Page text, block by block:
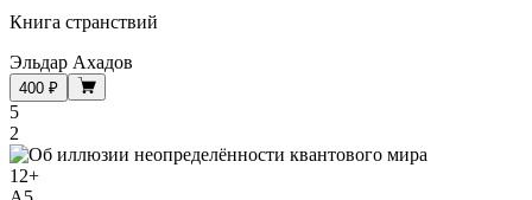
Книга странствий
Эльдар Ахадов
400 ₽
5
2
12+